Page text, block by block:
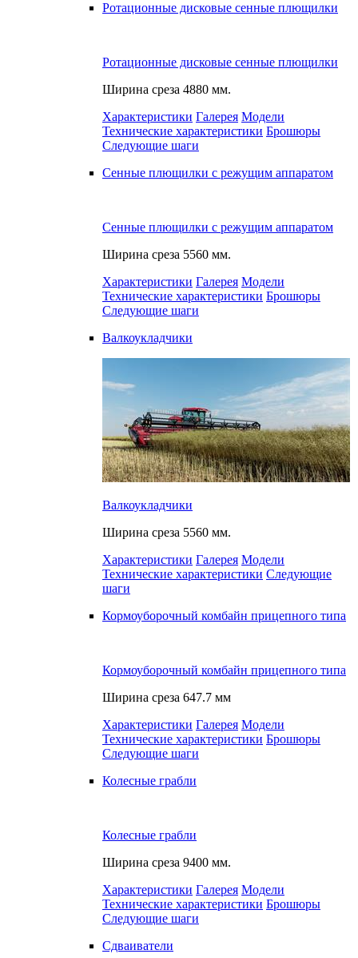
Ротационные дисковые сенные плющилки
Ротационные дисковые сенные плющилки
Ширина среза 4880 мм.
Характеристики Галерея Модели
Технические характеристики Брошюры
Следующие шаги
Сенные плющилки с режущим аппаратом
Сенные плющилки с режущим аппаратом
Ширина среза 5560 мм.
Характеристики Галерея Модели
Технические характеристики Брошюры
Следующие шаги
Валкоукладчики
Валкоукладчики
Ширина среза 5560 мм.
Характеристики Галерея Модели
Технические характеристики Следующие
шаги
Кормоуборочный комбайн прицепного типа
Кормоуборочный комбайн прицепного типа
Ширина среза 647.7 мм
Характеристики Галерея Модели
Технические характеристики Брошюры
Следующие шаги
Колесные грабли
Колесные грабли
Ширина среза 9400 мм.
Характеристики Галерея Модели
Технические характеристики Брошюры
Следующие шаги
Сдваиватели